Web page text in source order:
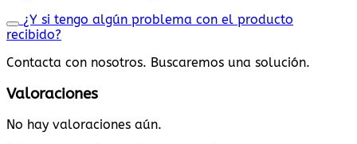
¿Y si tengo algún problema con el producto
recibido?
Contacta con nosotros. Buscaremos una solución.
Valoraciones
No hay valoraciones aún.